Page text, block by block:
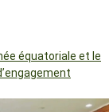
équatoriale et le